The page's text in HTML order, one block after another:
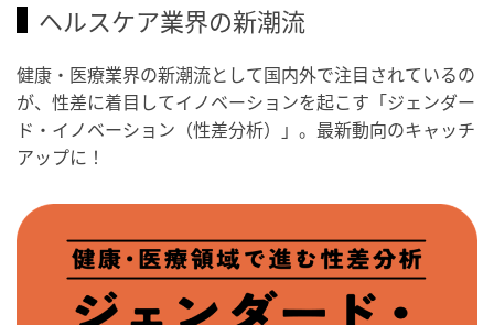
ヘルスケア業界の新潮流
健康・医療業界の新潮流として国内外で注目されているの
が、性差に着目してイノベーションを起こす「ジェンダー
ド・イノベーション（性差分析）」。最新動向のキャッチ
アップに！